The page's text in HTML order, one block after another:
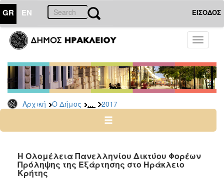
GR EN ΕΙΣΟΔΟΣ
Toggle
Αρχική Ο Δήμος ... 2017
ΔΗΜΟΣ
Δελτία
Τύπου
Αρχείο
2026
2024
2022
2021
Η Ολομέλεια Πανελληνίου Δικτύου Φορέων
Πρόληψης της Εξάρτησης στο Ηράκλειο
Κρήτης